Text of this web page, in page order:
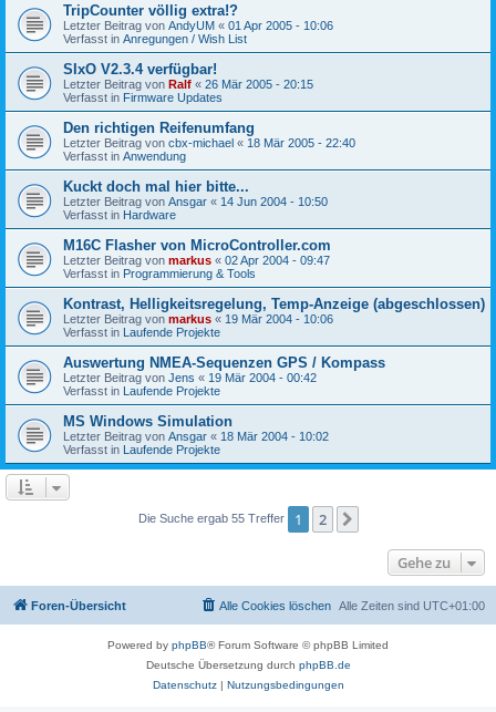
TripCounter völlig extra!?
Letzter Beitrag von AndyUM « 01 Apr 2005 - 10:06
Verfasst in Anregungen / Wish List
SIxO V2.3.4 verfügbar!
Letzter Beitrag von Ralf « 26 Mär 2005 - 20:15
Verfasst in Firmware Updates
Den richtigen Reifenumfang
Letzter Beitrag von cbx-michael « 18 Mär 2005 - 22:40
Verfasst in Anwendung
Kuckt doch mal hier bitte...
Letzter Beitrag von Ansgar « 14 Jun 2004 - 10:50
Verfasst in Hardware
M16C Flasher von MicroController.com
Letzter Beitrag von markus « 02 Apr 2004 - 09:47
Verfasst in Programmierung & Tools
Kontrast, Helligkeitsregelung, Temp-Anzeige (abgeschlossen)
Letzter Beitrag von markus « 19 Mär 2004 - 10:06
Verfasst in Laufende Projekte
Auswertung NMEA-Sequenzen GPS / Kompass
Letzter Beitrag von Jens « 19 Mär 2004 - 00:42
Verfasst in Laufende Projekte
MS Windows Simulation
Letzter Beitrag von Ansgar « 18 Mär 2004 - 10:02
Verfasst in Laufende Projekte
Die Suche ergab 55 Treffer 1 2
Gehe zu
Foren-Übersicht Alle Zeiten sind UTC+01:00
Alle Cookies löschen
Powered by phpBB® Forum Software © phpBB Limited
Deutsche Übersetzung durch phpBB.de
Datenschutz| Nutzungsbedingungen